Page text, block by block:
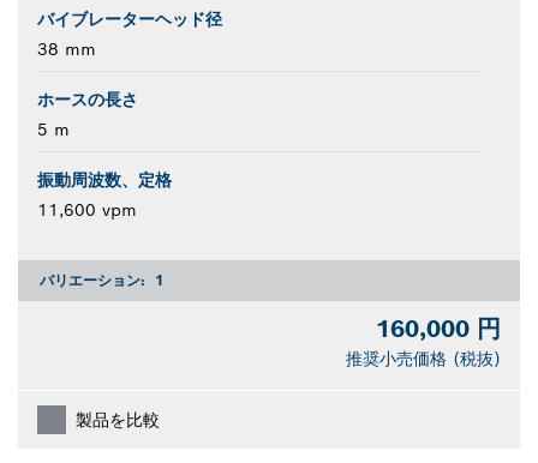
バイブレーターヘッド径
38 mm
ホースの長さ
5 m
振動周波数、定格
11,600 vpm
バリエーション: 1
160,000 円
推奨小売価格 (税抜)
製品を比較